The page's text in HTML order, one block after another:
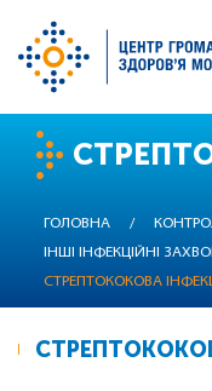
Перейти
вмістуГОЛОВНА /
ІНШІ ІНФЕКЦІЙНІ
СТРЕПТОКОКОВА